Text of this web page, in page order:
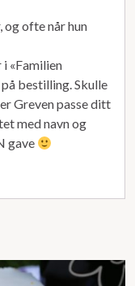
og ofte når hun
i «Familien
bestilling. Skulle
Greven passe ditt
med navn og
gave